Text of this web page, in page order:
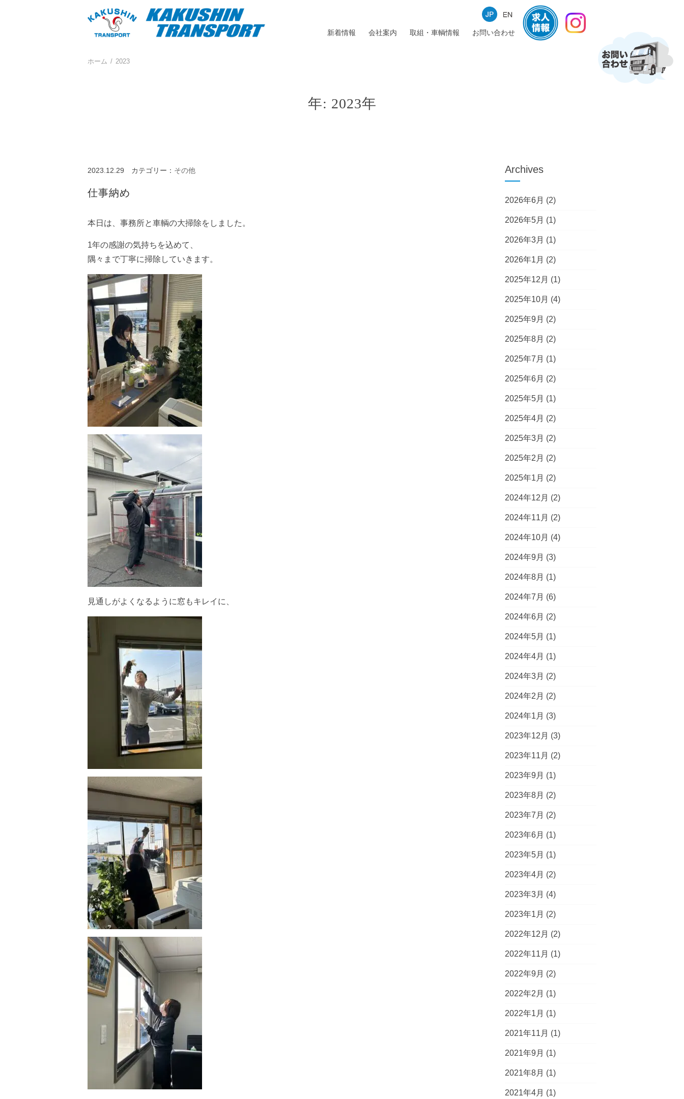
新着情報 会社案内 取組・車輌情報 お問い合わせ
ホーム 2023
年: 2023年
2023.12.29 カテゴリー： その他
仕事納め
本日は、事務所と車輌の大掃除をしました。
1年の感謝の気持ちを込めて、
隅々まで丁寧に掃除していきます。
見通しがよくなるように窓もキレイに、
Archives
2026年6月 (2)
2026年5月 (1)
2026年3月 (1)
2026年1月 (2)
2025年12月 (1)
2025年10月 (4)
2025年9月 (2)
2025年8月 (2)
2025年7月 (1)
2025年6月 (2)
2025年5月 (1)
2025年4月 (2)
2025年3月 (2)
2025年2月 (2)
2025年1月 (2)
2024年12月 (2)
2024年11月 (2)
2024年10月 (4)
2024年9月 (3)
2024年8月 (1)
2024年7月 (6)
2024年6月 (2)
2024年5月 (1)
2024年4月 (1)
2024年3月 (2)
2024年2月 (2)
2024年1月 (3)
2023年12月 (3)
2023年11月 (2)
2023年9月 (1)
2023年8月 (2)
2023年7月 (2)
2023年6月 (1)
2023年5月 (1)
2023年4月 (2)
2023年3月 (4)
2023年1月 (2)
2022年12月 (2)
2022年11月 (1)
2022年9月 (2)
2022年2月 (1)
2022年1月 (1)
2021年11月 (1)
2021年9月 (1)
2021年8月 (1)
2021年4月 (1)